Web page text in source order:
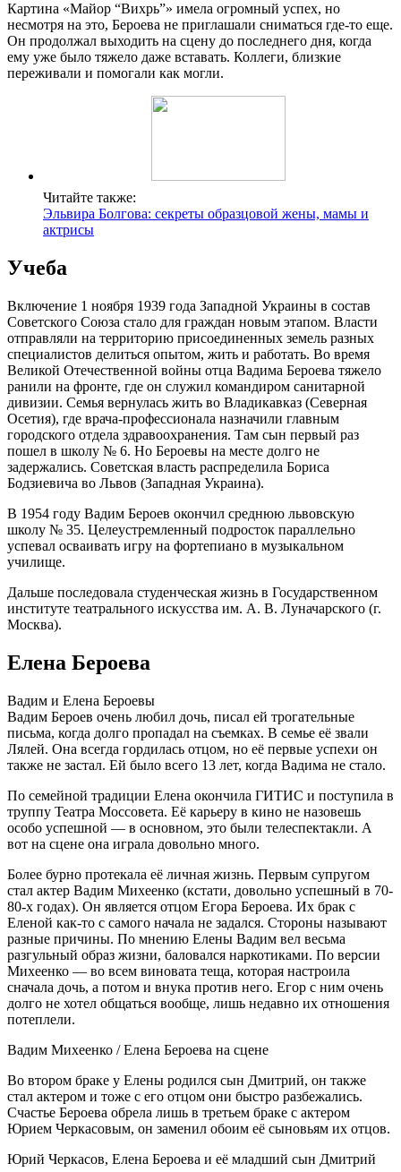
Картина «Майор “Вихрь”» имела огромный успех, но
несмотря на это, Бероева не приглашали сниматься где-то еще.
Он продолжал выходить на сцену до последнего дня, когда
ему уже было тяжело даже вставать. Коллеги, близкие
переживали и помогали как могли.
Читайте также:
Эльвира Болгова: секреты образцовой жены, мамы и
актрисы
Учеба
Включение 1 ноября 1939 года Западной Украины в состав
Советского Союза стало для граждан новым этапом. Власти
отправляли на территорию присоединенных земель разных
специалистов делиться опытом, жить и работать. Во время
Великой Отечественной войны отца Вадима Бероева тяжело
ранили на фронте, где он служил командиром санитарной
дивизии. Семья вернулась жить во Владикавказ (Северная
Осетия), где врача-профессионала назначили главным
городского отдела здравоохранения. Там сын первый раз
пошел в школу № 6. Но Бероевы на месте долго не
задержались. Советская власть распределила Бориса
Бодзиевича во Львов (Западная Украина).
В 1954 году Вадим Бероев окончил среднюю львовскую
школу № 35. Целеустремленный подросток параллельно
успевал осваивать игру на фортепиано в музыкальном
училище.
Дальше последовала студенческая жизнь в Государственном
институте театрального искусства им. А. В. Луначарского (г.
Москва).
Елена Бероева
Вадим и Елена Бероевы
Вадим Бероев очень любил дочь, писал ей трогательные
письма, когда долго пропадал на съемках. В семье её звали
Лялей. Она всегда гордилась отцом, но её первые успехи он
также не застал. Ей было всего 13 лет, когда Вадима не стало.
По семейной традиции Елена окончила ГИТИС и поступила в
труппу Театра Моссовета. Её карьеру в кино не назовешь
особо успешной — в основном, это были телеспектакли. А
вот на сцене она играла довольно много.
Более бурно протекала её личная жизнь. Первым супругом
стал актер Вадим Михеенко (кстати, довольно успешный в 70-
80-х годах). Он является отцом Егора Бероева. Их брак с
Еленой как-то с самого начала не задался. Стороны называют
разные причины. По мнению Елены Вадим вел весьма
разгульный образ жизни, баловался наркотиками. По версии
Михеенко — во всем виновата теща, которая настроила
сначала дочь, а потом и внука против него. Егор с ним очень
долго не хотел общаться вообще, лишь недавно их отношения
потеплели.
Вадим Михеенко / Елена Бероева на сцене
Во втором браке у Елены родился сын Дмитрий, он также
стал актером и тоже с его отцом они быстро разбежались.
Счастье Бероева обрела лишь в третьем браке с актером
Юрием Черкасовым, он заменил обоим её сыновьям их отцов.
Юрий Черкасов, Елена Бероева и её младший сын Дмитрий